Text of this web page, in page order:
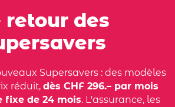
retour des
Supersavers : des modèles
réduit, dès CHF 296.– par mois
fixe de 24 mois. L'assurance, les